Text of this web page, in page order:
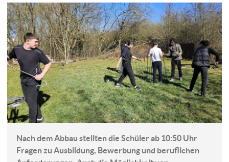
Nach dem Abbau stellten die Schüler ab 10:50 Uhr
Fragen zu Ausbildung, Bewerbung und beruflichen